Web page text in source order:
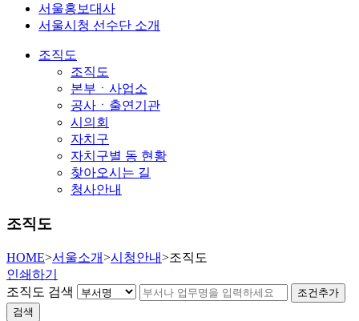
서울홍보대사
서울시청 선수단 소개
조직도
조직도
본부ㆍ사업소
공사ㆍ출연기관
시의회
자치구
자치구별 동 현황
찾아오시는 길
청사안내
조직도
HOME>서울소개>시청안내>조직도
인쇄하기
조직도 검색
조건추가
검색